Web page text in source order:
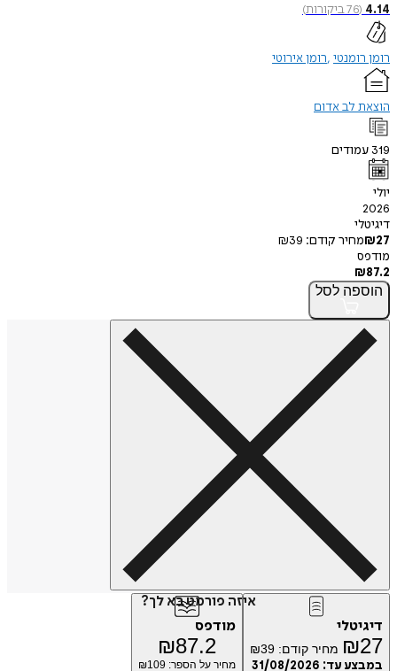
4.14
(
76ביקורות)
רומן רומנטי רומן אירוטי
הוצאת לב אדום
319 עמודים
יולי
2026
דיגיטלי
₪27 מחיר קודם: ₪39
מודפס
₪87.2
הוספה לסל
איזה פורמט בא לך?
דיגיטלי
₪27 מחיר קודם: ₪39
במבצע עד: 31/08/2026
מודפס
₪87.2
מחיר על הספר: ₪ 109